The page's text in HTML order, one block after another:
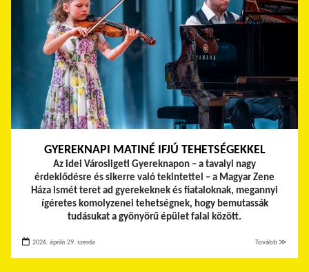
GYEREKNAPI MATINÉ IFJÚ TEHETSÉGEKKEL
Az idei Városligeti Gyereknapon – a tavalyi nagy
érdeklődésre és sikerre való tekintettel – a Magyar Zene
Háza ismét teret ad gyerekeknek és fiataloknak, megannyi
ígéretes komolyzenei tehetségnek, hogy bemutassák
tudásukat a gyönyörű épület falai között.
2026. április 29. szerda Tovább ≫